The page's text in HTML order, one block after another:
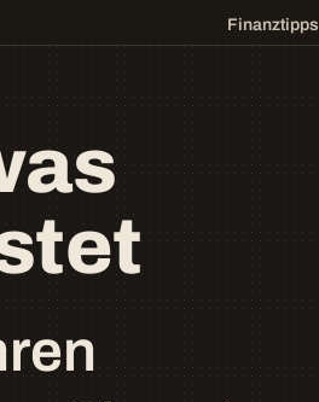
Finanztipps